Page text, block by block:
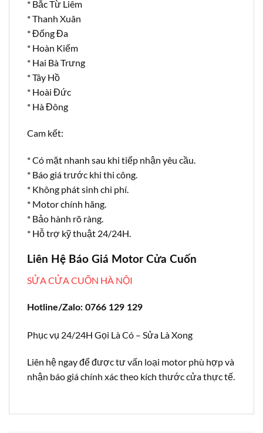
* Bắc Từ Liêm
* Thanh Xuân
* Đống Đa
* Hoàn Kiếm
* Hai Bà Trưng
* Tây Hồ
* Hoài Đức
* Hà Đông
Cam kết:
* Có mặt nhanh sau khi tiếp nhận yêu cầu.
* Báo giá trước khi thi công.
* Không phát sinh chi phí.
* Motor chính hãng.
* Bảo hành rõ ràng.
* Hỗ trợ kỹ thuật 24/24H.
Liên Hệ Báo Giá Motor Cửa Cuốn
SỬA CỬA CUỐN HÀ NỘI
Hotline/Zalo: 0766 129 129
Phục vụ 24/24H Gọi Là Có – Sửa Là Xong
Liên hệ ngay để được tư vấn loại motor phù hợp và
nhận báo giá chính xác theo kích thước cửa thực tế.